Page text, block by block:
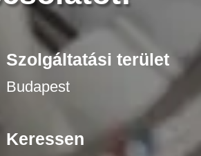
Szolgáltatási terület
Budapest
Keressen